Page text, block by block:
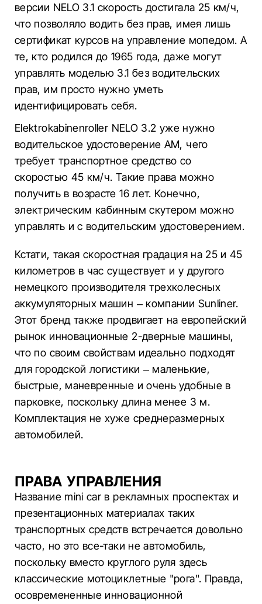
версии NELO 3.1 скорость достигала 25 км/ч,
что позволяло водить без прав, имея лишь
сертификат курсов на управление мопедом. А
те, кто родился до 1965 года, даже могут
управлять моделью 3.1 без водительских
прав, им просто нужно уметь
идентифицировать себя.
Elektrokabinenroller NELO 3.2 уже нужно
водительское удостоверение AM, чего
требует транспортное средство со
скоростью 45 км/ч. Такие права можно
получить в возрасте 16 лет. Конечно,
электрическим кабинным скутером можно
управлять и с водительским удостоверением.
Кстати, такая скоростная градация на 25 и 45
километров в час существует и у другого
немецкого производителя трехколесных
аккумуляторных машин – компании Sunliner.
Этот бренд также продвигает на европейский
рынок инновационные 2-дверные машины,
что по своим свойствам идеально подходят
для городской логистики – маленькие,
быстрые, маневренные и очень удобные в
парковке, поскольку длина менее 3 м.
Комплектация не хуже среднеразмерных
автомобилей.
ПРАВА УПРАВЛЕНИЯ
Название mini car в рекламных проспектах и
презентационных материалах таких
транспортных средств встречается довольно
часто, но это все-таки не автомобиль,
поскольку вместо круглого руля здесь
классические мотоциклетные "рога". Правда,
осовремененные инновационной